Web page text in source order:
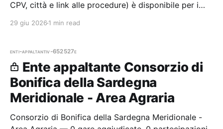
CPV, città e link alle procedure) è disponibile per i
29 giu 2026 1 min read
enti-appaltantiv-652527e
Ente appaltante Consorzio di
Bonifica della Sardegna
Meridionale - Area Agraria
Consorzio di Bonifica della Sardegna Meridionale -